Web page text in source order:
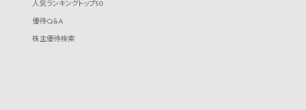
人気ランキングトップ50
優待Q&A
株主優待検索